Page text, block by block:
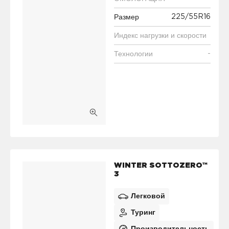
Размер 225/55R16
Индекс нагрузки и скорости
Технологии -
WINTER SOTTOZERO™
3
Легковой
Туринг